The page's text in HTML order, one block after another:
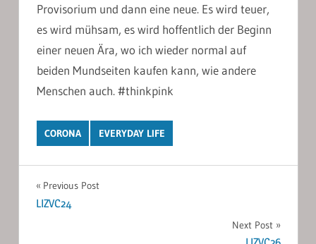
Provisorium und dann eine neue. Es wird teuer,
es wird mühsam, es wird hoffentlich der Beginn
einer neuen Ära, wo ich wieder normal auf
beiden Mundseiten kaufen kann, wie andere
Menschen auch. #thinkpink
CORONA EVERYDAY LIFE
Post
navigation
Previous Post
LIZVC24
Next Post